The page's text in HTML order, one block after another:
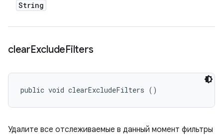
String
clearExcludeFilters
public void clearExcludeFilters ()
Удалите все отслеживаемые в данный момент фильтры